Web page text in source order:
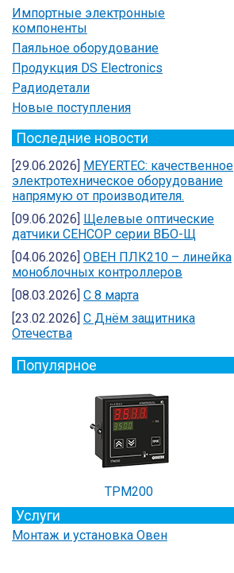
Импортные электронные
компоненты
Паяльное оборудование
Продукция DS Electronics
Радиодетали
Новые поступления
Последние новости
[29.06.2026] MEYERTEC: качественное
электротехническое оборудование
напрямую от производителя.
[09.06.2026] Щелевые оптические
датчики СЕНСОР серии ВБО-Щ
[04.06.2026] ОВЕН ПЛК210 – линейка
моноблочных контроллеров
[08.03.2026] С 8 марта
[23.02.2026] C Днём защитника
Отечества
Популярное
ТРМ200
Услуги
Монтаж и установка Овен